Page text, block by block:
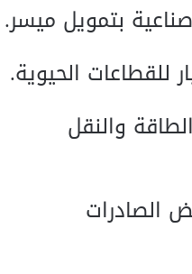
بتمويل ميسر.
للقطاعات الحيوية.
والنقل
الصادرات